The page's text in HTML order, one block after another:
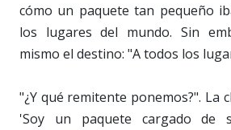
cómo un paquete tan pequeño
los lugares del mundo. Sin
mismo el destino: "A todos los
"¿Y qué remitente ponemos?". La
'Soy un paquete cargado de